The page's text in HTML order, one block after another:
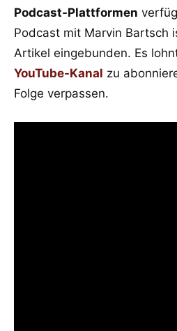
Podcast-Plattformen
Podcast mit Marvin Bartsch
Artikel eingebunden. Es
YouTube-Kanal zu
Folge verpassen.